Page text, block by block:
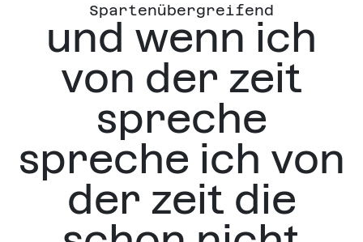
Spartenübergreifend
und wenn ich
von der zeit
spreche
spreche ich von
der zeit die